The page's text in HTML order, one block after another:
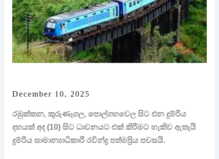
December 10, 2025
රඹුක්කන, කුරුණෑගල, පොල්ගහවෙල සිට එන දුම්රිය
දහයක් අද (10) සිට ධාවනයට එක් කිරීමට හැකිව ඇතැයි
දුම්රිය සාමාන්‍යාධිකාරී රවින්ද්‍ර පත්මප්‍රිය පවසයි.